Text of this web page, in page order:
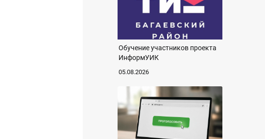
Обучение участников проекта
ИнформУИК
05.08.2026